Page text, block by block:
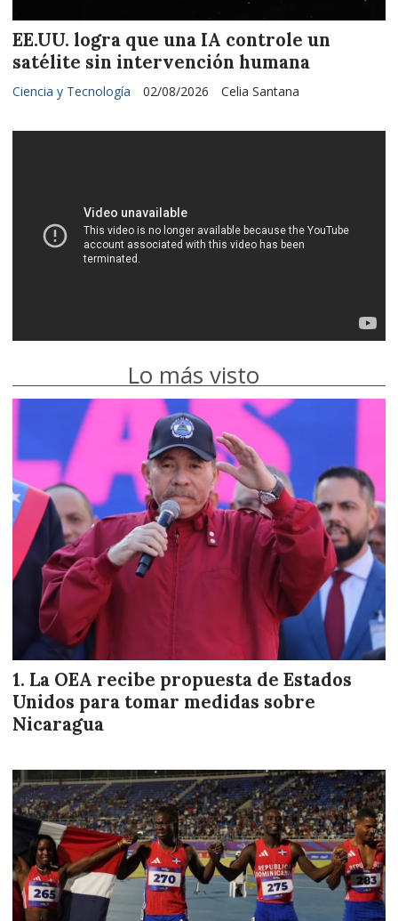
EE.UU. logra que una IA controle un
satélite sin intervención humana
Celia Santana
Ciencia y Tecnología 02/08/2026
Lo más visto
La OEA recibe propuesta de Estados
Unidos para tomar medidas sobre
Nicaragua